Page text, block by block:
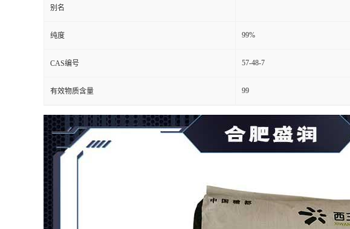
别名
纯度 99%
CAS编号 57-48-7
有效物质含量 99